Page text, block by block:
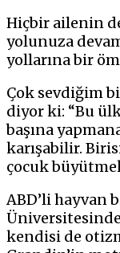
Hiçbir ailenin
yolunuza
yollarına bir
Çok sevdiğim
diyor ki: “Bu
başına
karışabilir.
çocuk
ABD’li hayvan
kendisi de